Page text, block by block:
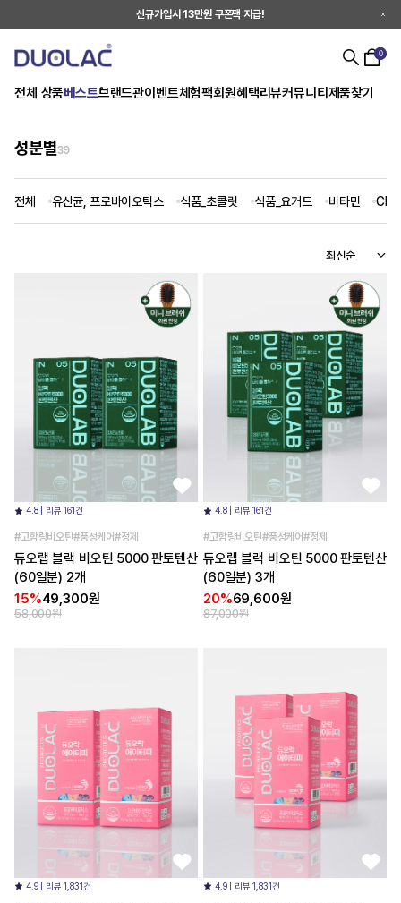
신규가입시 13만원 쿠폰팩 지급!
전체 상품베스트브랜드관이벤트체험팩회원혜택리뷰커뮤니티 제품찾기
0
성분별39
전체 유산균, 프로바이오틱스 식품_초콜릿 식품_요거트 비타민 CLA
4.8 | 리뷰 161건
#고함량비오틴#풍성케어#정제
듀오랩 블랙 비오틴 5000 판토텐산
(60일분) 2개
15%49,300원
58,000원
4.8 | 리뷰 161건
#고함량비오틴#풍성케어#정제
듀오랩 블랙 비오틴 5000 판토텐산
(60일분) 3개
20%69,600원
87,000원
4.9 | 리뷰 1,831건 4.9 | 리뷰 1,831건